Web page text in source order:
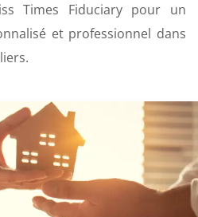
Times Fiduciary pour un
et professionnel dans